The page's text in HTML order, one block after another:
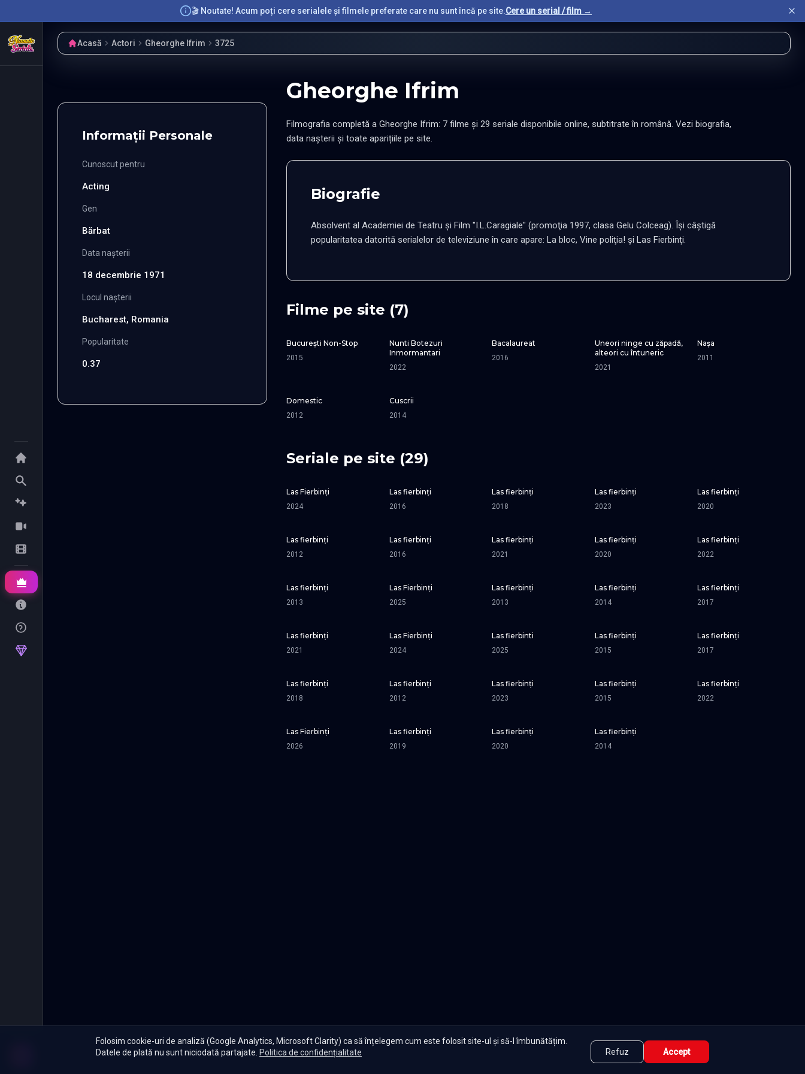
🎬 Noutate! Acum poți cere serialele și filmele preferate care nu sunt încă pe site.Cere un serial / film →
Folosim cookie-uri de analiză (Google Analytics, Microsoft Clarity) ca să înțelegem cum este folosit site-ul și să-l îmbunătățim.
Datele de plată nu sunt niciodată partajate. Politica de confidențialitate Refuz Accept
Acasă Actori Gheorghe Ifrim 3725
Informații Personale
Cunoscut pentru
Acting
Gen
Bărbat
Data nașterii
18 decembrie 1971
Locul nașterii
Bucharest, Romania
Popularitate
0.37
Gheorghe Ifrim
Filmografia completă a Gheorghe Ifrim: 7 filme și 29 seriale disponibile online, subtitrate în română. Vezi biografia,
data nașterii și toate aparițiile pe site.
Biografie
Absolvent al Academiei de Teatru şi Film "I.L.Caragiale" (promoţia 1997, clasa Gelu Colceag). Îşi câştigă
popularitatea datorită serialelor de televiziune în care apare: La bloc, Vine poliţia! şi Las Fierbinţi.
Filme pe site (7)
București Non-Stop
2015
Nunti Botezuri
Inmormantari
2022
Bacalaureat
2016
Uneori ninge cu zăpadă,
alteori cu întuneric
2021
Nașa
2011
Domestic
2012
Cuscrii
2014
Seriale pe site (29)
Las Fierbinți
2024
Las fierbinți
2016
Las fierbinți
2018
Las fierbinți
2023
Las fierbinți
2020
Las fierbinți
2012
Las fierbinți
2016
Las fierbinți
2021
Las fierbinți
2020
Las fierbinți
2022
Las fierbinți
2013
Las Fierbinţi
2025
Las fierbinți
2013
Las fierbinți
2014
Las fierbinți
2017
Las fierbinți
2021
Las Fierbinți
2024
Las fierbinti
2025
Las fierbinți
2015
Las fierbinți
2017
Las fierbinți
2018
Las fierbinți
2012
Las fierbinți
2023
Las fierbinți
2015
Las fierbinți
2022
Las Fierbinţi
2026
Las fierbinți
2019
Las fierbinți
2020
Las fierbinți
2014